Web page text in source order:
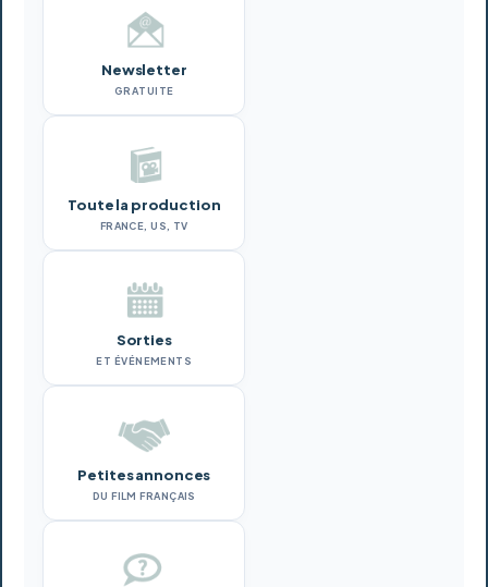
Newsletter
GRATUITE
Toute la production
FRANCE, US, TV
Sorties
ET ÉVÉNEMENTS
Petites annonces
DU FILM FRANÇAIS